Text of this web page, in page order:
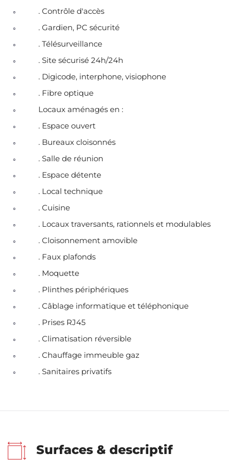
. Contrôle d'accès
. Gardien, PC sécurité
. Télésurveillance
. Site sécurisé 24h/24h
. Digicode, interphone, visiophone
. Fibre optique
Locaux aménagés en :
. Espace ouvert
. Bureaux cloisonnés
. Salle de réunion
. Espace détente
. Local technique
. Cuisine
. Locaux traversants, rationnels et modulables
. Cloisonnement amovible
. Faux plafonds
. Moquette
. Plinthes périphériques
. Câblage informatique et téléphonique
. Prises RJ45
. Climatisation réversible
. Chauffage immeuble gaz
. Sanitaires privatifs
Surfaces & descriptif